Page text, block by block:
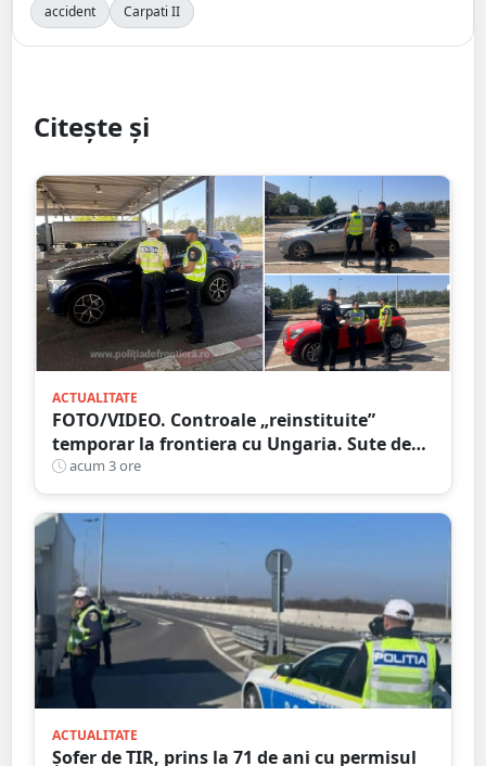
accident Carpati II
Citește și
ACTUALITATE
FOTO/VIDEO. Controale „reinstituite”
temporar la frontiera cu Ungaria. Sute de
persoane și mașini, verificate în județul
Satu Mare
acum 3 ore
ACTUALITATE
Șofer de TIR, prins la 71 de ani cu permisul